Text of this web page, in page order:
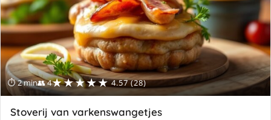
⏱ 2 min👥 4★★★★★ 4.57 (28)
Stoverij van varkenswangetjes